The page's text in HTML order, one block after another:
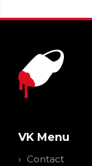
VK Menu
Contact